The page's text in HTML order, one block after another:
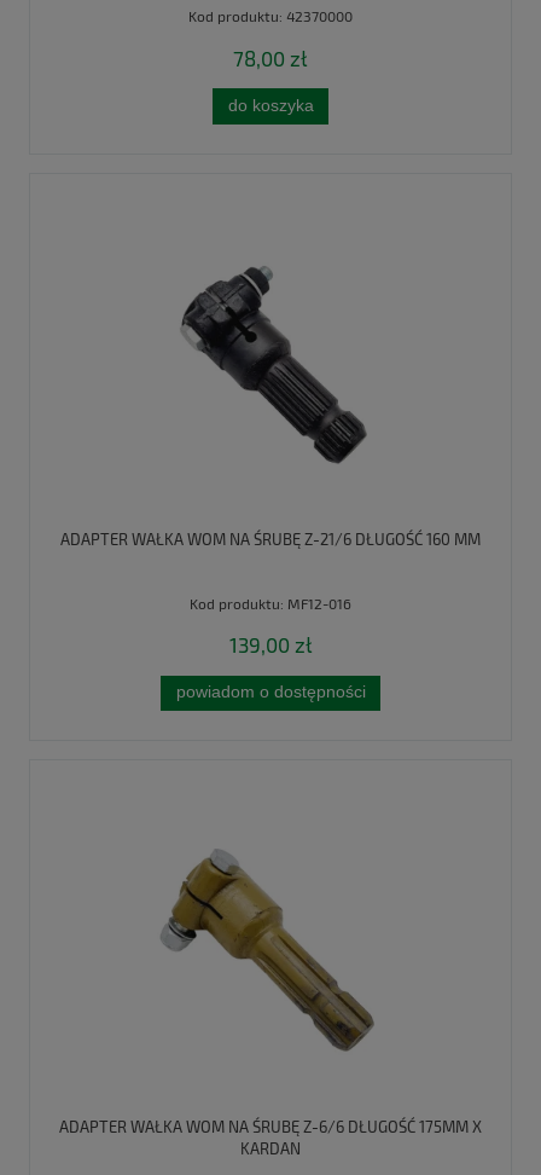
Kod produktu: 42370000
78,00 zł
do koszyka
ADAPTER WAŁKA WOM NA ŚRUBĘ Z-21/6 DŁUGOŚĆ 160 MM
Kod produktu: MF12-016
139,00 zł
powiadom o dostępności
ADAPTER WAŁKA WOM NA ŚRUBĘ Z-6/6 DŁUGOŚĆ 175MM X
KARDAN